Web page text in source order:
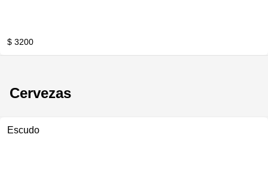
$ 3200
Cervezas
Escudo